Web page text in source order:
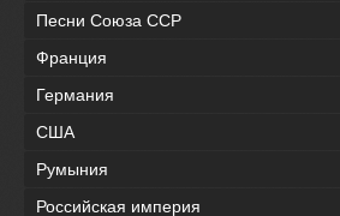
Песни Союза ССР
Франция
Германия
США
Румыния
Российская империя